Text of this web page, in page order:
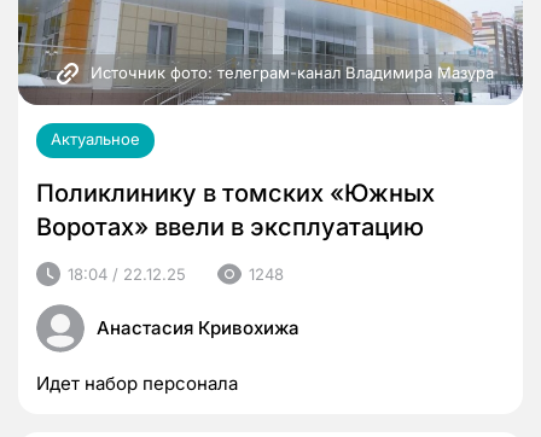
Источник фото: телеграм-канал Владимира Мазура
Актуальное
Поликлинику в томских «Южных
Воротах» ввели в эксплуатацию
18:04 / 22.12.25 1248
Анастасия Кривохижа
Идет набор персонала